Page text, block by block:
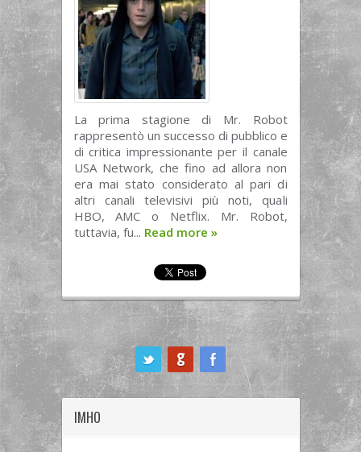
La prima stagione di Mr. Robot
rappresentò un successo di pubblico e
di critica impressionante per il canale
USA Network, che fino ad allora non
era mai stato considerato al pari di
altri canali televisivi più noti, quali
HBO, AMC o Netflix. Mr. Robot,
tuttavia, fu... Read more »
IMHO